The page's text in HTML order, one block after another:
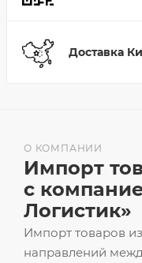
Доставка
Импорт товаров
направлений
О КОМПАНИИ
Импорт
с
Логистик»